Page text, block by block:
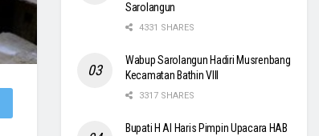
Sarolangun
4331 SHARES
Wabup Sarolangun Hadiri Musrenbang
Kecamatan Bathin VIII
3317 SHARES
Bupati H Al Haris Pimpin Upacara HAB